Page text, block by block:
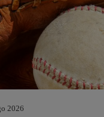
2026